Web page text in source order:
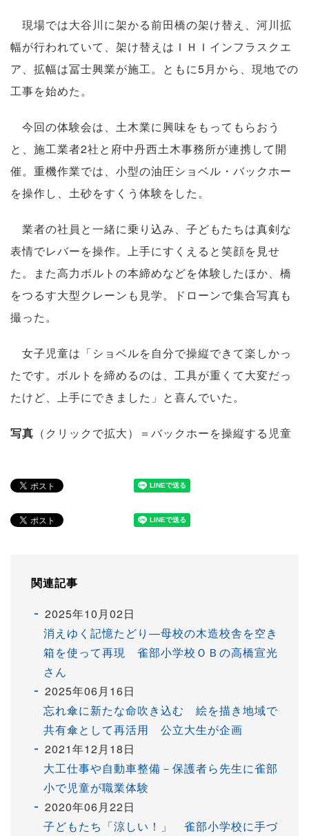
現場では大谷川に架かる前田橋の架け替え、河川拡
幅が行われていて、架け替えはＩＨＩインフラスクエ
ア、拡幅は冨士興業が施工。ともに5月から、現地での
工事を始めた。
今回の体験会は、土木業に興味をもってもらおう
と、施工業者2社と府中丹西土木事務所が連携して開
催。重機作業では、小型の油圧ショベル・バックホー
を操作し、土砂をすくう体験をした。
業者の社員と一緒に乗り込み、子どもたちは真剣な
表情でレバーを操作。上手にすくえると笑顔を見せ
た。また高力ボルトの本締めなどを体験したほか、橋
をつるす大型クレーンも見学。ドローンで集合写真も
撮った。
女子児童は「ショベルを自分で操縦できて楽しかっ
たです。ボルトを締めるのは、工具が重くて大変だっ
たけど、上手にできました」と喜んでいた。
写真 （クリックで拡大）＝バックホーを操縦する児童
関連記事
2025年10月02日
消えゆく記憶たどり―母校の木造校舎を空き
箱を使って再現 雀部小学校ＯＢの高橋宣光
さん
2025年06月16日
忘れ傘に新たな命吹き込む 絵を描き地域で
共有傘として再活用 公立大生が企画
2021年12月18日
大工仕事や自動車整備－保護者ら先生に雀部
小で児童が職業体験
2020年06月22日
子どもたち「涼しい！」 雀部小学校に手づ